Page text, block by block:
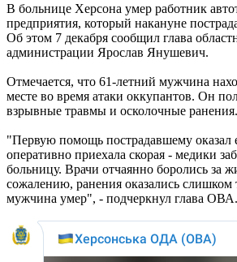
В больнице Херсона умер работник
предприятия, который накануне
Об этом 7 декабря сообщил глава
администрации Ярослав Янушевич.
Отмечается, что 61-летний мужчина
месте во время атаки оккупантов. Он
взрывные травмы и осколочные ранения.
"Первую помощь пострадавшему оказал
оперативно приехала скорая - медики
больницу. Врачи отчаянно боролись за
сожалению, ранения оказались
мужчина умер", - подчеркнул глава ОВА.